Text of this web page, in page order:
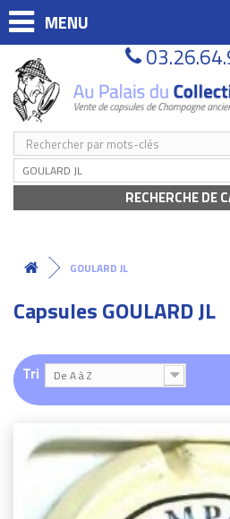
MENU
GOULARD JL
RECHERCHE DE
GOULARD JL
Capsules GOULARD JL
Tri De A à Z